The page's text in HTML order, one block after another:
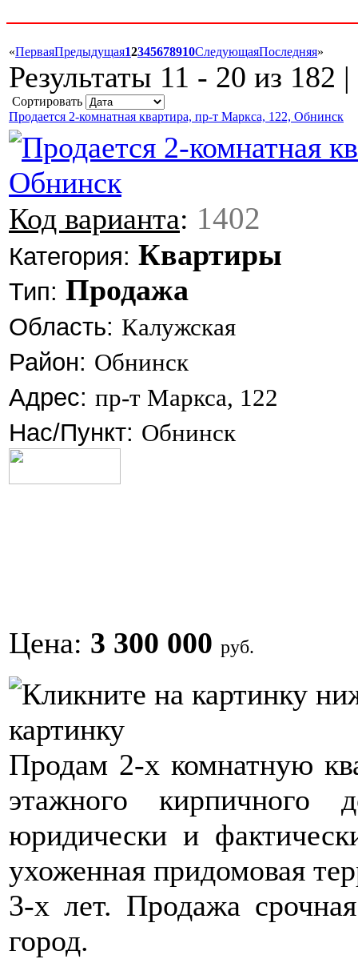
«ПерваяПредыдущая12345678910СледующаяПоследняя»
Результаты 11 - 20 из 182
Сортировать
Продается 2-комнатная квартира, пр-т Маркса, 122, Обнинск
Код варианта: 1402
Категория: Квартиры
Тип: Продажа
Область: Калужская
Район: Обнинск
Адрес: пр-т Маркса, 122
Нас/Пункт: Обнинск
Цена: 3 300 000 руб.
картинку
Продам 2-х комнатную
этажного кирпичного
юридически и
ухоженная придомовая
3-х лет. Продажа
город.